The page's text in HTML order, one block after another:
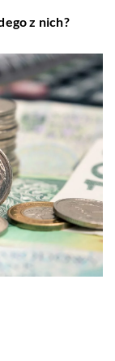
z nich?